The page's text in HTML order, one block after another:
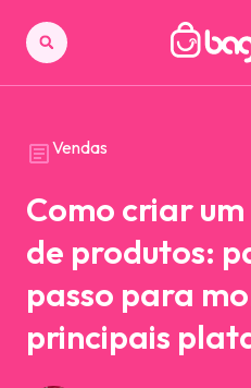
Vendas
Como criar
de produtos:
passo para
principais